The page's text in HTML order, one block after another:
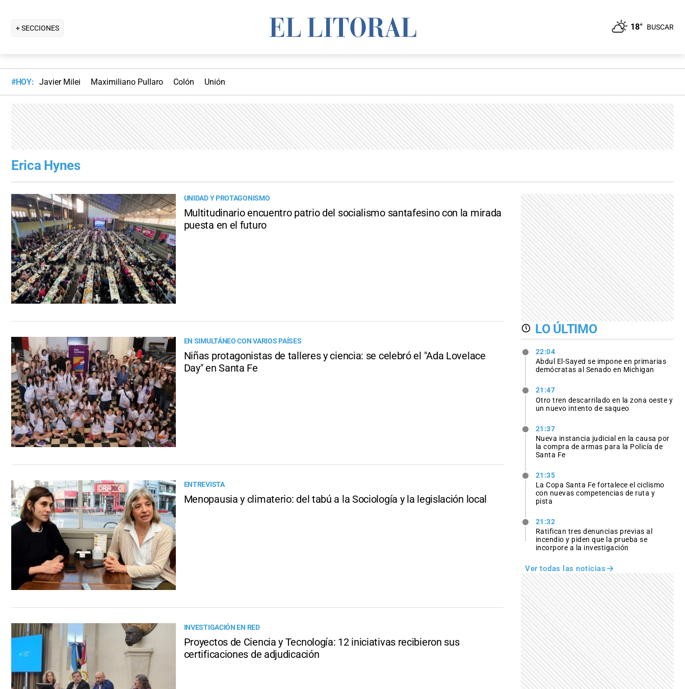
+ SECCIONES 18° BUSCAR
#HOY: Javier Milei Maximiliano Pullaro Colón Unión
Erica Hynes
UNIDAD Y PROTAGONISMO
Multitudinario encuentro patrio del socialismo santafesino con la mirada
puesta en el futuro
EN SIMULTÁNEO CON VARIOS PAÍSES
Niñas protagonistas de talleres y ciencia: se celebró el "Ada Lovelace
Day" en Santa Fe
ENTREVISTA
Menopausia y climaterio: del tabú a la Sociología y la legislación local
INVESTIGACIÓN EN RED
Proyectos de Ciencia y Tecnología: 12 iniciativas recibieron sus
certificaciones de adjudicación
LO ÚLTIMO
22:04
Abdul El-Sayed se impone en primarias
demócratas al Senado en Michigan
21:47
Otro tren descarrilado en la zona oeste y
un nuevo intento de saqueo
21:37
Nueva instancia judicial en la causa por
la compra de armas para la Policía de
Santa Fe
21:35
La Copa Santa Fe fortalece el ciclismo
con nuevas competencias de ruta y
pista
21:32
Ratifican tres denuncias previas al
incendio y piden que la prueba se
incorpore a la investigación
Ver todas las noticias